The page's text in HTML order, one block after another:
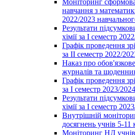
навчання з
2022/2023
Результати
хімії за І семестр
Графік проведення
за ІІ семестр 2022/
Наказ про
журналів та
Графік проведення
за І семестр 2023/
Результати
хімії за І семестр
Внутрішній
досягнень учнів 5-11
Моніторинг НД учнів